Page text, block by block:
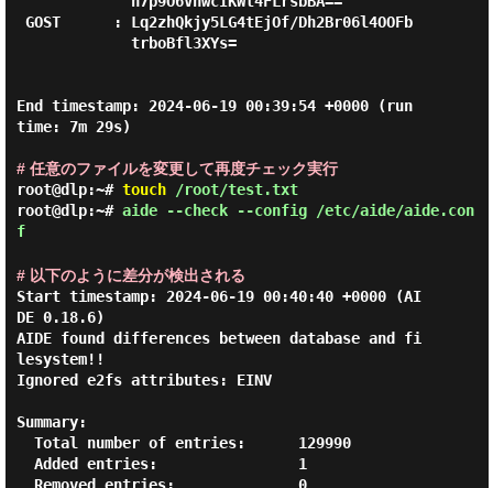
End timestamp: 2024-06-19 00:39:54 +0000 (run
time: 7m 29s)
# 任意のファイルを変更して再度チェック実行
root@dlp:~# touch/root/test.txt
root@dlp:~# aide --check --config /etc/aide/aide.con
f
# 以下のように差分が検出される
Start timestamp: 2024-06-19 00:40:40 +0000 (AI
DE 0.18.6)
AIDE found differences between database and fi
lesystem!!
Ignored e2fs attributes: EINV
Summary: